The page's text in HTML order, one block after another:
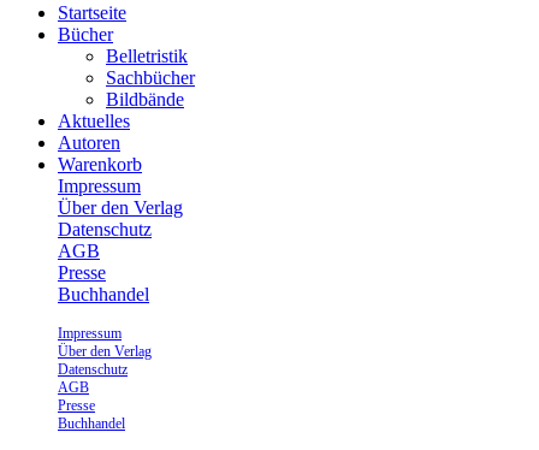
Startseite
Bücher
Belletristik
Sachbücher
Bildbände
Aktuelles
Autoren
Warenkorb
Impressum
Über den Verlag
Datenschutz
AGB
Presse
Buchhandel
Impressum
Über den Verlag
Datenschutz
AGB
Presse
Buchhandel